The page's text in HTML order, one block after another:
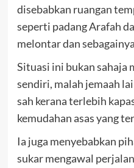
disebabkan ruangan
seperti padang Arafah
melontar dan
Situasi ini bukan sahaja
sendiri, malah jemaah
sah kerana terlebih
kemudahan asas yang
Ia juga menyebabkan
sukar mengawal